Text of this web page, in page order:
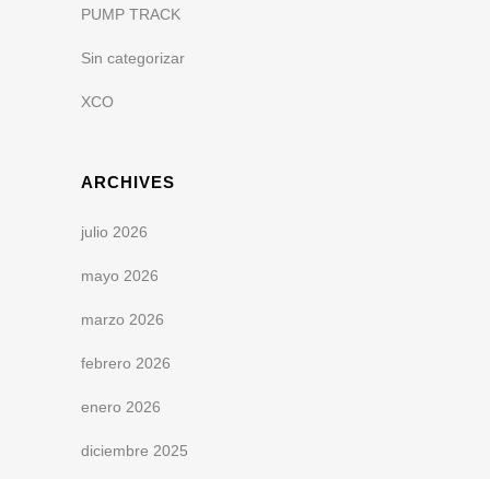
PUMP TRACK
Sin categorizar
XCO
ARCHIVES
julio 2026
mayo 2026
marzo 2026
febrero 2026
enero 2026
diciembre 2025